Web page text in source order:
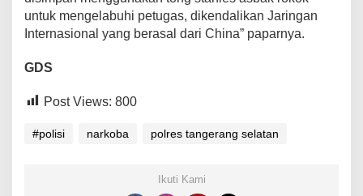
untuk mengelabuhi petugas, dikendalikan Jaringan
Internasional yang berasal dari China” paparnya.
GDS
Post Views: 800
#polisi narkoba polres tangerang selatan
Ikuti Kami